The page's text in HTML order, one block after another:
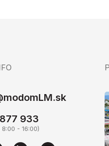
933
8:00 - 16:00)